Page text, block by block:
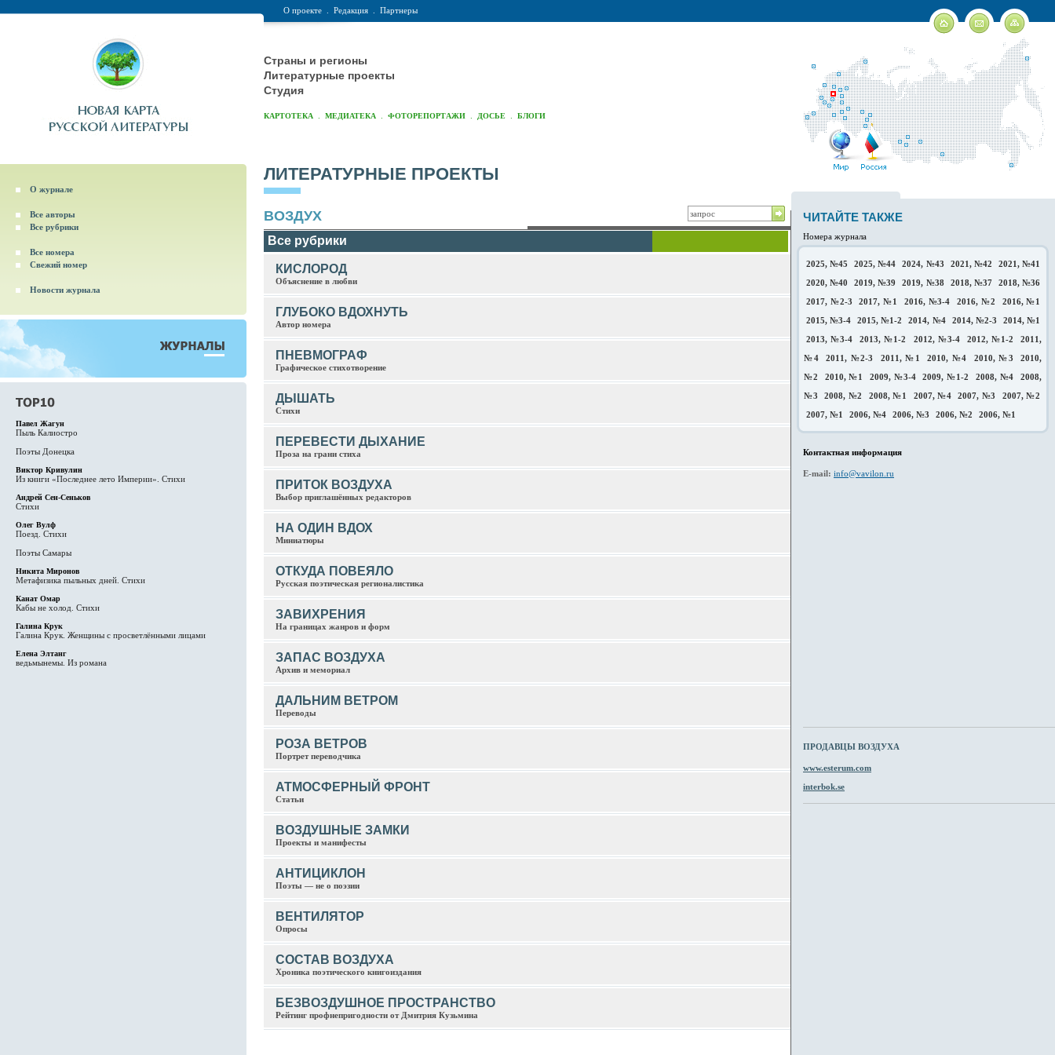
О проекте Редакция Партнеры
Страны и регионы
Литературные проекты
Студия
КАРТОТЕКА МЕДИАТЕКА ФОТОРЕПОРТАЖИ ДОСЬЕ БЛОГИ
О журнале
Все авторы
Все рубрики
Все номера
Свежий номер
Новости журнала
Павел Жагун
Пыль Калиостро
Поэты Донецка
Виктор Кривулин
Из книги «Последнее лето Империи». Стихи
Андрей Сен-Сеньков
Стихи
Олег Вулф
Поезд. Стихи
Поэты Самары
Никита Миронов
Метафизика пыльных дней. Стихи
Канат Омар
Кабы не холод. Стихи
Галина Крук
Галина Крук. Женщины с просветлёнными лицами
Елена Элтанг
ведьмынемы. Из романа
ЛИТЕРАТУРНЫЕ ПРОЕКТЫ
ВОЗДУХ
Все рубрики
КИСЛОРОД
Объяснение в любви
ГЛУБОКО ВДОХНУТЬ
Автор номера
ПНЕВМОГРАФ
Графическое стихотворение
ДЫШАТЬ
Стихи
ПЕРЕВЕСТИ ДЫХАНИЕ
Проза на грани стиха
ПРИТОК ВОЗДУХА
Выбор приглашённых редакторов
НА ОДИН ВДОХ
Миниатюры
ОТКУДА ПОВЕЯЛО
Русская поэтическая регионалистика
ЗАВИХРЕНИЯ
На границах жанров и форм
ЗАПАС ВОЗДУХА
Архив и мемориал
ДАЛЬНИМ ВЕТРОМ
Переводы
РОЗА ВЕТРОВ
Портрет переводчика
АТМОСФЕРНЫЙ ФРОНТ
Статьи
ВОЗДУШНЫЕ ЗАМКИ
Проекты и манифесты
АНТИЦИКЛОН
Поэты — не о поэзии
ВЕНТИЛЯТОР
Опросы
СОСТАВ ВОЗДУХА
Хроника поэтического книгоиздания
БЕЗВОЗДУШНОЕ ПРОСТРАНСТВО
Рейтинг профнепригодности от Дмитрия Кузьмина
ЧИТАЙТЕ ТАКЖЕ
Номера журнала
2025, №45 2025, №44 2024, №43 2021, №42
2021, №41
2020, №40
2019, №39 2019, №38 2018, №37
2018, №36
2017, №2-3
2017, №1 2016, №3-4 2016, №2
2016, №1
2015, №3-4
2015, №1-2 2014, №4 2014, №2-3
2014, №1
2013, №3-4
2013, №1-2 2012, №3-4 2012, №1-2
2011,
№4
2011, №2-3 2011, №1 2010, №4 2010, №3
2010,
№2
2010, №1 2009, №3-4 2009, №1-2 2008, №4
2008,
№3
2008, №2 2008, №1 2007, №4 2007, №3
2007, №2
2007, №1
2006, №4 2006, №3 2006, №2 2006, №1
Контактная информация
E-mail: info@vavilon.ru
ПРОДАВЦЫ ВОЗДУХА
www.esterum.com
interbok.se